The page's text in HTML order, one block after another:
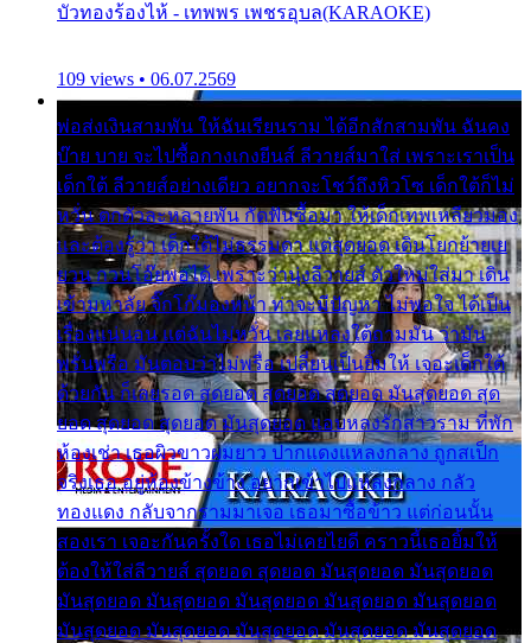
บัวทองร้องไห้ - เทพพร เพชรอุบล(KARAOKE)
109 views • 06.07.2569
พ่อส่งเงินสามพัน ให้ฉันเรียนราม ได้อีกสักสามพัน ฉันคง
บ๊าย บาย จะไปซื้อกางเกงยีนส์ ลีวายส์มาใส่ เพราะเราเป็น
เด็กใต้ ลีวายส์อย่างเดียว อยากจะโชว์ถึงหิวโซ เด็กใต้ก็ไม่
หวั่น ตกตัวละหลายพัน กัดฟันซื้อมา ให้เด็กเทพเหลียวมอง
และต้องรู้ว่า เด็กใต้ไม่ธรรมดา แต่สุดยอด เดินโยกย้ายเย
ยวน กวนโอ๊ยพอได้ เพราะว่านุ่งลีวายส์ ตัวใหม่ใส่มา เดิน
เข้ามหาลัย จิ๊กโก๊มองหน้า ท่าจะมีปัญหา ไม่พอใจ ได้เป็น
เรื่องแน่นอน แต่ฉันไม่หวั่น เลยแหลงใต้ถามมัน ว่ามัน
พรั่นพรือ มันตอบว่าไม่พรื่อ เปลี่ยนเป็นยิ้มให้ เจอะเด็กใต้
ด้วยกัน ก็เลยรอด สุดยอด สุดยอด สุดยอด มันสุดยอด สุด
ยอด สุดยอด สุดยอด มันสุดยอด แอบหลงรักสาวราม ที่พัก
ห้องเช่า เธอผิวขาวผมยาว ปากแดงแหลงกลาง ถูกสเป็ก
จริงเธอ อยู่ห้องข้างข้าง อยากเข้าไปแหลงกลาง กลัว
ทองแดง กลับจากรามมาเจอ เธอมาซื้อข้าว แต่ก่อนนั้น
สองเรา เจอะกันครั้งใด เธอไม่เคยไยดี คราวนี้เธอยิ้มให้
ต้องให้ใส่ลีวายส์ สุดยอด สุดยอด มันสุดยอด มันสุดยอด
มันสุดยอด มันสุดยอด มันสุดยอด มันสุดยอด มันสุดยอด
มันสุดยอด มันสุดยอด มันสุดยอด มันสุดยอด มันสุดยอด